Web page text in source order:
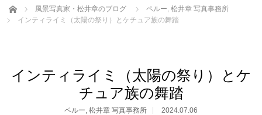
ホーム 風景写真家・松井章のブログ ペルー, 松井章 写真事務所
インティライミ（太陽の祭り）とケチュア族の舞踏
インティライミ（太陽の祭り）とケ
チュア族の舞踏
ペルー, 松井章 写真事務所 2024.07.06